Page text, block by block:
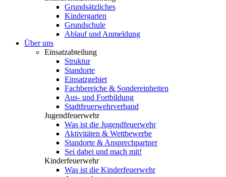
Grundsätzliches
Kindergarten
Grundschule
Ablauf und Anmeldung
Über uns
Einsatzabteilung
Struktur
Standorte
Einsatzgebiet
Fachbereiche & Sondereinheiten
Aus- und Fortbildung
Stadtfeuerwehrverband
Jugendfeuerwehr
Was ist die Jugendfeuerwehr
Aktivitäten & Wettbewerbe
Standorte & Ansprechpartner
Sei dabei und mach mit!
Kinderfeuerwehr
Was ist die Kinderfeuerwehr